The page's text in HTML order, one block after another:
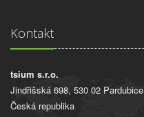
Kontakt
tsium s.r.o.
Jindřišská 698, 530 02 Pardubice
Česká republika